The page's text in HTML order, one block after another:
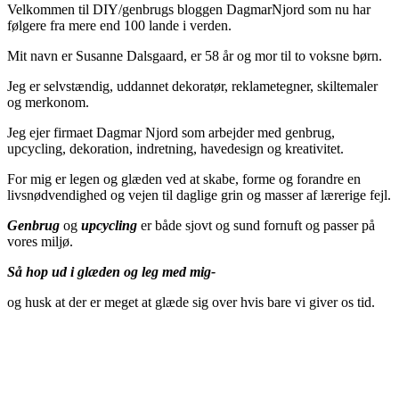
Velkommen til DIY/genbrugs bloggen DagmarNjord som nu har
følgere fra mere end 100 lande i verden.
Mit navn er Susanne Dalsgaard, er 58 år og mor til to voksne børn.
Jeg er selvstændig, uddannet dekoratør, reklametegner, skiltemaler
og merkonom.
Jeg ejer firmaet Dagmar Njord som arbejder med genbrug,
upcycling, dekoration, indretning, havedesign og kreativitet.
For mig er legen og glæden ved at skabe, forme og forandre en
livsnødvendighed og vejen til daglige grin og masser af lærerige fejl.
Genbrug og upcycling er både sjovt og sund fornuft og passer på
vores miljø.
Så hop ud i glæden og leg med mig-
og husk at der er meget at glæde sig over hvis bare vi giver os tid.